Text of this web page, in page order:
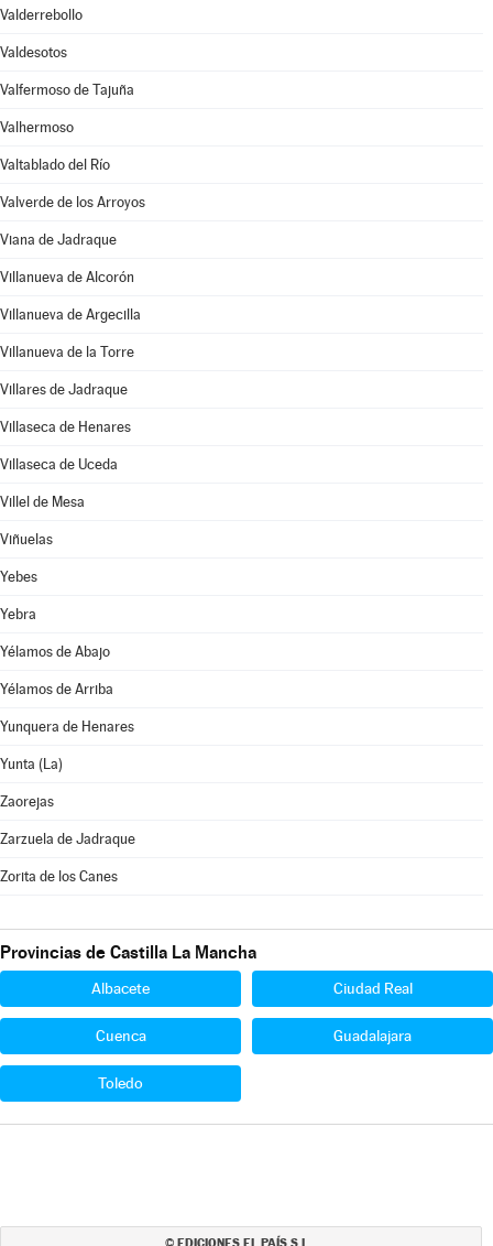
Valderrebollo
Valdesotos
Valfermoso de Tajuña
Valhermoso
Valtablado del Río
Valverde de los Arroyos
Viana de Jadraque
Villanueva de Alcorón
Villanueva de Argecilla
Villanueva de la Torre
Villares de Jadraque
Villaseca de Henares
Villaseca de Uceda
Villel de Mesa
Viñuelas
Yebes
Yebra
Yélamos de Abajo
Yélamos de Arriba
Yunquera de Henares
Yunta (La)
Zaorejas
Zarzuela de Jadraque
Zorita de los Canes
Provincias de Castilla La Mancha
Albacete Ciudad Real
Cuenca Guadalajara
Toledo
EDICIONES EL PAÍS S.L.